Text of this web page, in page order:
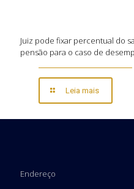
Juiz pode fixar percentual do
pensão para o caso de
Leia mais
Endereço